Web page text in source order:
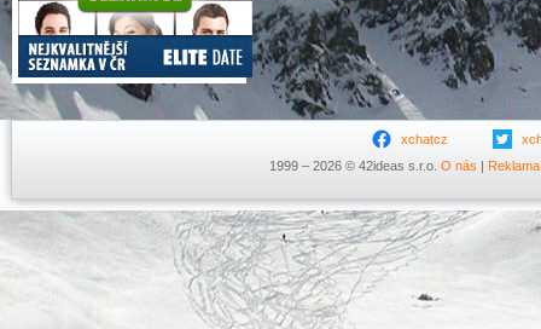
xchatcz
1999 – 2026 © 42ideas s.r.o. O nás | Reklama